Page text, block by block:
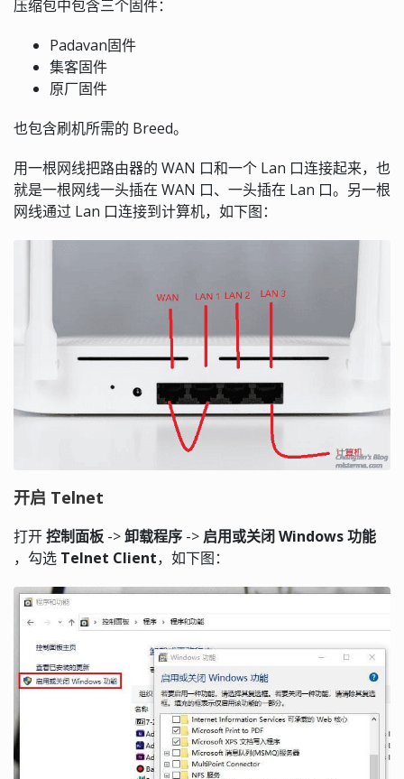
压缩包中包含三个固件：
Padavan固件
集客固件
原厂固件
也包含刷机所需的 Breed。
用一根网线把路由器的 WAN 口和一个 Lan 口连接起来，也
就是一根网线一头插在 WAN 口、一头插在 Lan 口。另一根
网线通过 Lan 口连接到计算机，如下图：
开启 Telnet
打开控制面板 ->卸载程序 -> 启用或关闭 Windows 功能
，勾选 Telnet Client，如下图：